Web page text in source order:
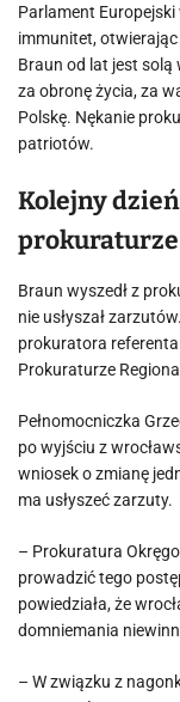
Parlament
immunitet, otwierając
Braun od lat jest
za obronę życia, za
Polskę. Nękanie
patriotów.
Kolejny
prokuraturze
Braun wyszedł z
nie usłyszał
prokuratora
Prokuraturze
Pełnomocniczka
po wyjściu z
wniosek o zmianę
ma usłyszeć zarzuty.
– Prokuratura
prowadzić tego
powiedziała, że
domniemania
– W związku z